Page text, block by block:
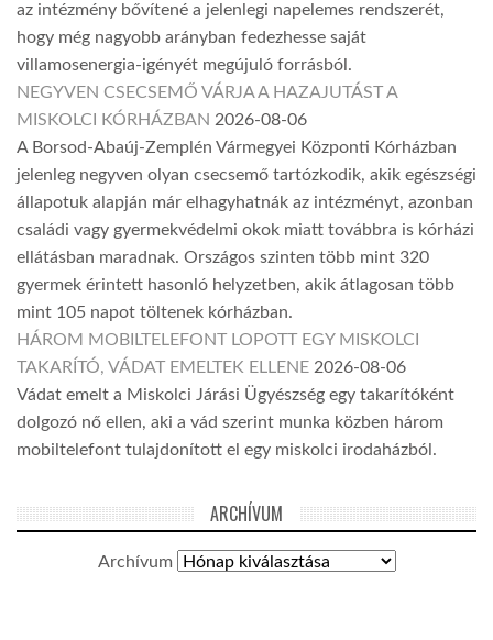
az intézmény bővítené a jelenlegi napelemes rendszerét,
hogy még nagyobb arányban fedezhesse saját
villamosenergia-igényét megújuló forrásból.
NEGYVEN CSECSEMŐ VÁRJA A HAZAJUTÁST A
MISKOLCI KÓRHÁZBAN 2026-08-06
A Borsod-Abaúj-Zemplén Vármegyei Központi Kórházban
jelenleg negyven olyan csecsemő tartózkodik, akik egészségi
állapotuk alapján már elhagyhatnák az intézményt, azonban
családi vagy gyermekvédelmi okok miatt továbbra is kórházi
ellátásban maradnak. Országos szinten több mint 320
gyermek érintett hasonló helyzetben, akik átlagosan több
mint 105 napot töltenek kórházban.
HÁROM MOBILTELEFONT LOPOTT EGY MISKOLCI
TAKARÍTÓ, VÁDAT EMELTEK ELLENE 2026-08-06
Vádat emelt a Miskolci Járási Ügyészség egy takarítóként
dolgozó nő ellen, aki a vád szerint munka közben három
mobiltelefont tulajdonított el egy miskolci irodaházból.
ARCHÍVUM
Archívum